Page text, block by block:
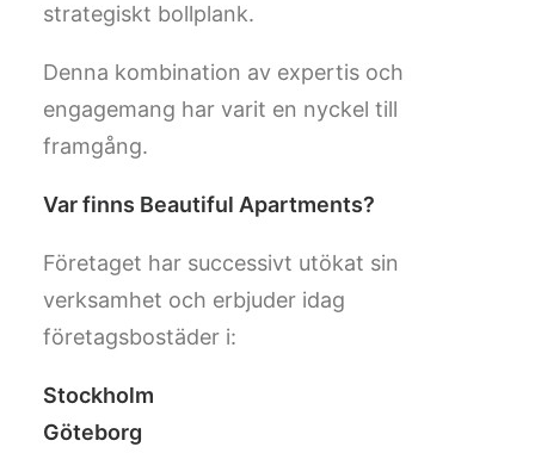
strategiskt bollplank.
Denna kombination av expertis och
engagemang har varit en nyckel till
framgång.
Var finns Beautiful Apartments?
Företaget har successivt utökat sin
verksamhet och erbjuder idag
företagsbostäder i:
Stockholm
Göteborg